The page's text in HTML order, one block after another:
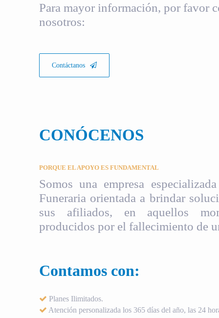
Para mayor información, por favor
nosotros:
Contáctanos
CONÓCENOS
PORQUE EL APOYO ES FUNDAMENTAL
Somos una empresa
Funeraria orientada a brindar
sus afiliados, en aquellos
producidos por el fallecimiento de
Contamos con:
Planes Ilimitados.
Atención personalizada los 365 días del año, las 24